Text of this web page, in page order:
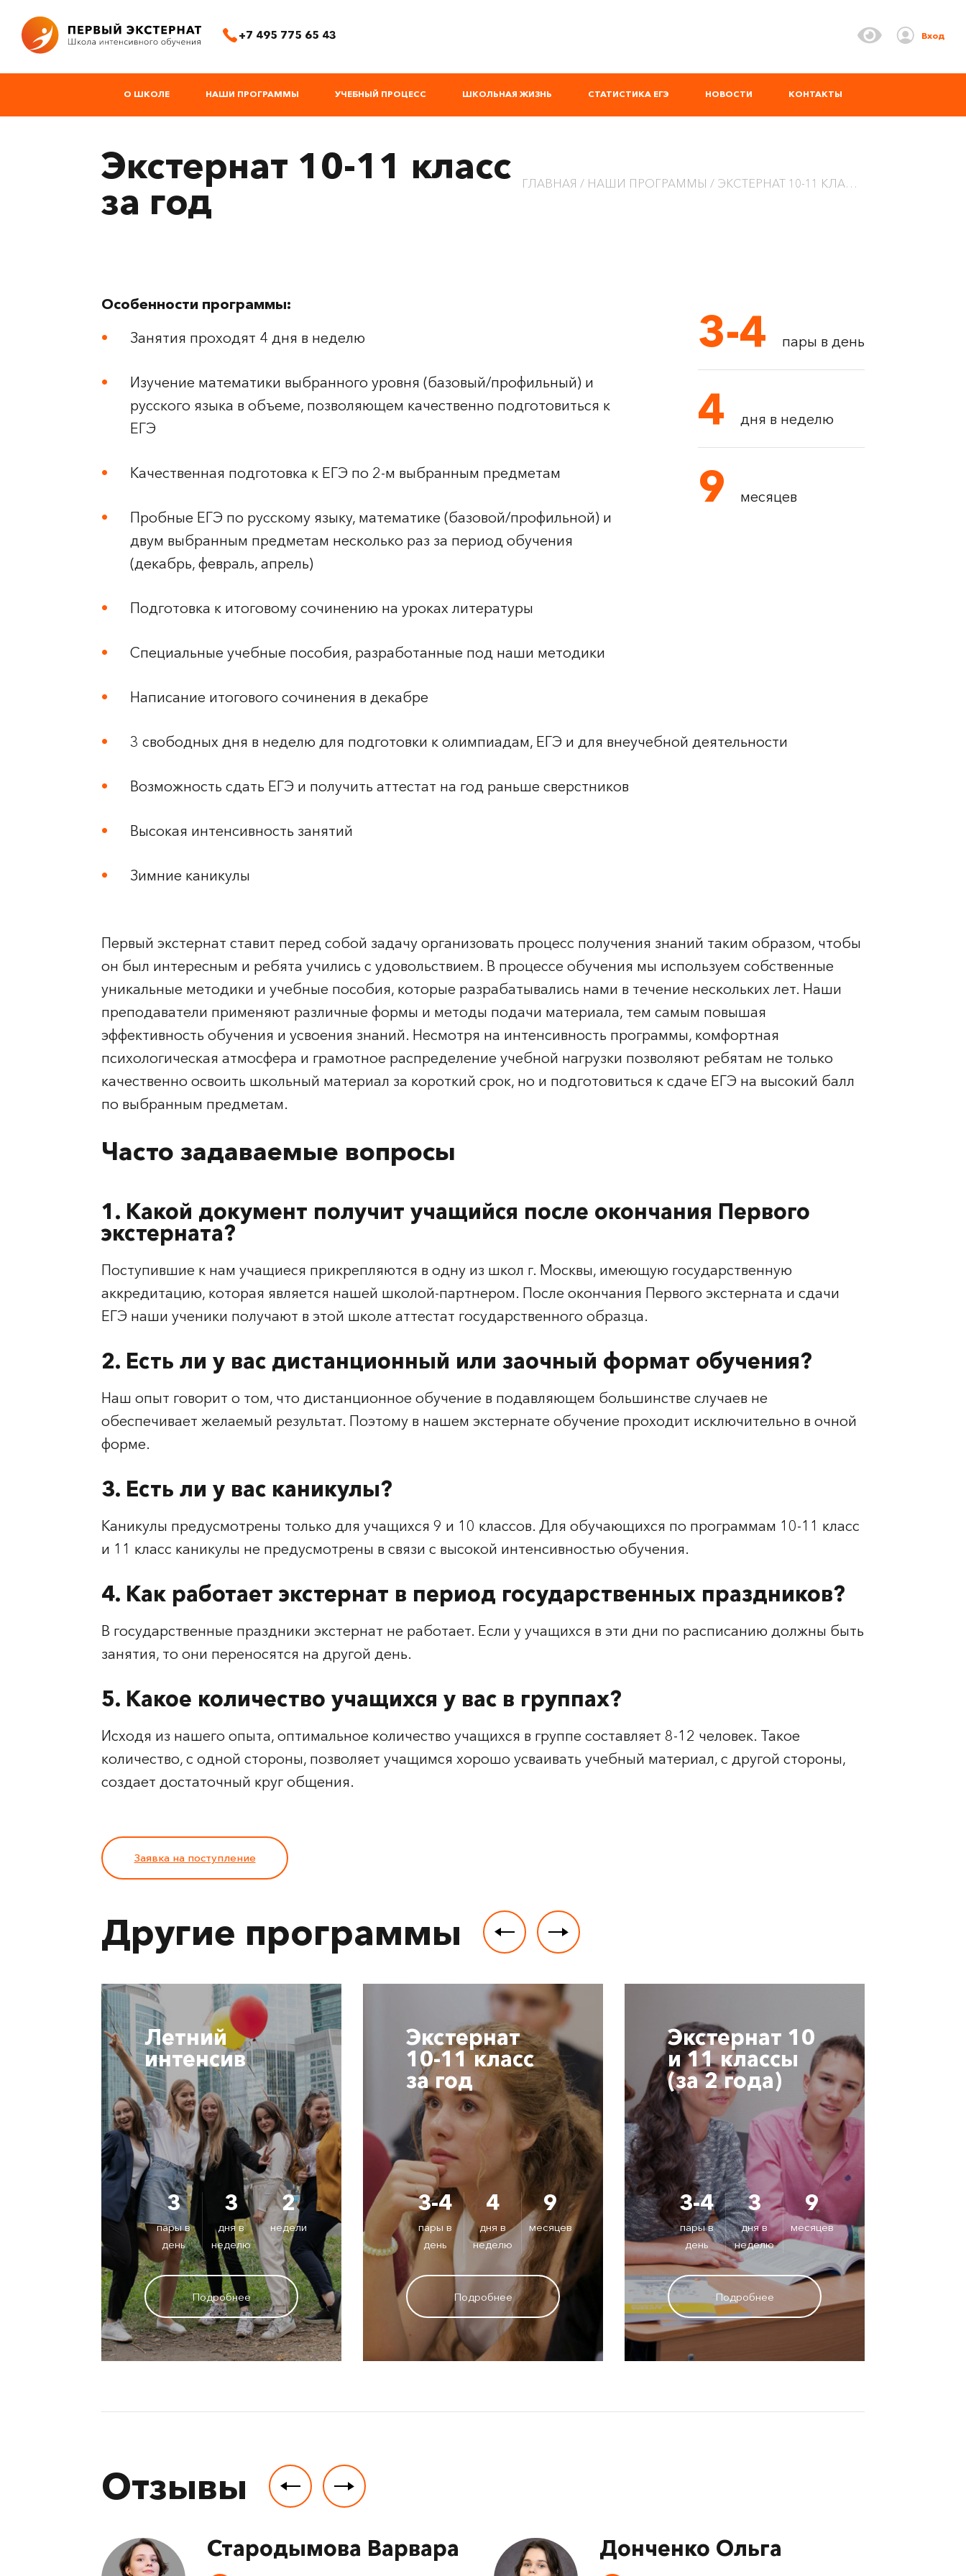
+7 495 775 65 43 Вход
О ШКОЛЕ НАШИ ПРОГРАММЫ УЧЕБНЫЙ ПРОЦЕСС ШКОЛЬНАЯ ЖИЗНЬ СТАТИСТИКА ЕГЭ НОВОСТИ КОНТАКТЫ
Экстернат 10-11 класс
за год
ГЛАВНАЯ НАШИ ПРОГРАММЫ ЭКСТЕРНАТ 10-11 КЛАСС ЗА ГОД
3-4 пары в день
4 дня в неделю
9 месяцев
Особенности программы:
Занятия проходят 4 дня в неделю
Изучение математики выбранного уровня (базовый/профильный) и
русского языка в объеме, позволяющем качественно подготовиться к
ЕГЭ
Качественная подготовка к ЕГЭ по 2-м выбранным предметам
Пробные ЕГЭ по русскому языку, математике (базовой/профильной) и
двум выбранным предметам несколько раз за период обучения
(декабрь, февраль, апрель)
Подготовка к итоговому сочинению на уроках литературы
Специальные учебные пособия, разработанные под наши методики
Написание итогового сочинения в декабре
3 свободных дня в неделю для подготовки к олимпиадам, ЕГЭ и для внеучебной деятельности
Возможность сдать ЕГЭ и получить аттестат на год раньше сверстников
Высокая интенсивность занятий
Зимние каникулы
Первый экстернат ставит перед собой задачу организовать процесс получения знаний таким образом, чтобы
он был интересным и ребята учились с удовольствием. В процессе обучения мы используем собственные
уникальные методики и учебные пособия, которые разрабатывались нами в течение нескольких лет. Наши
преподаватели применяют различные формы и методы подачи материала, тем самым повышая
эффективность обучения и усвоения знаний. Несмотря на интенсивность программы, комфортная
психологическая атмосфера и грамотное распределение учебной нагрузки позволяют ребятам не только
качественно освоить школьный материал за короткий срок, но и подготовиться к сдаче ЕГЭ на высокий балл
по выбранным предметам.
Часто задаваемые вопросы
1. Какой документ получит учащийся после окончания Первого
экстерната?
Поступившие к нам учащиеся прикрепляются в одну из школ г. Москвы, имеющую государственную
аккредитацию, которая является нашей школой-партнером. После окончания Первого экстерната и сдачи
ЕГЭ наши ученики получают в этой школе аттестат государственного образца.
2. Есть ли у вас дистанционный или заочный формат обучения?
Наш опыт говорит о том, что дистанционное обучение в подавляющем большинстве случаев не
обеспечивает желаемый результат. Поэтому в нашем экстернате обучение проходит исключительно в очной
форме.
3. Есть ли у вас каникулы?
Каникулы предусмотрены только для учащихся 9 и 10 классов. Для обучающихся по программам 10-11 класс
и 11 класс каникулы не предусмотрены в связи с высокой интенсивностью обучения.
4. Как работает экстернат в период государственных праздников?
В государственные праздники экстернат не работает. Если у учащихся в эти дни по расписанию должны быть
занятия, то они переносятся на другой день.
5. Какое количество учащихся у вас в группах?
Исходя из нашего опыта, оптимальное количество учащихся в группе составляет 8-12 человек. Такое
количество, с одной стороны, позволяет учащимся хорошо усваивать учебный материал, с другой стороны,
создает достаточный круг общения.
Заявка на поступление
Другие программы
Летний
интенсив
3
пары в
день
3
дня в
неделю
2
недели
Подробнее
Экстернат
10-11 класс
за год
3-4
пары в
день
4
дня в
неделю
9
месяцев
Подробнее
Экстернат 10
и 11 классы
(за 2 года)
3-4
пары в
день
3
дня в
неделю
9
месяцев
Подробнее
Отзывы
Стародымова Варвара Донченко Ольга